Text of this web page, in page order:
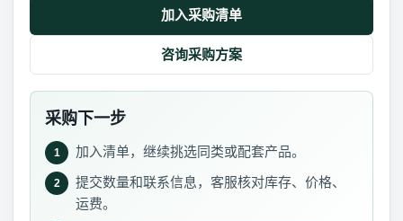
加入采购清单
咨询采购方案
采购下一步
1 加入清单，继续挑选同类或配套产品。
2
提交数量和联系信息，客服核对库存、价格、
运费。